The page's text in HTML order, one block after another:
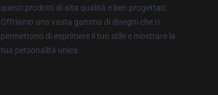
questi prodotti di alta qualità e ben progettati.
Offriamo una vasta gamma di disegni che ti
permettono di esprimere il tuo stile e mostrare la
tua personalità unica.